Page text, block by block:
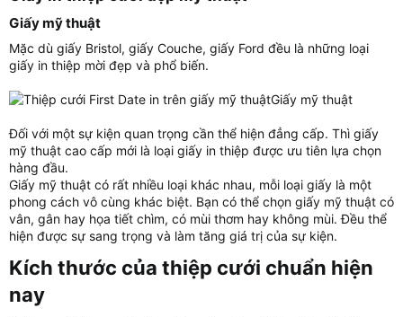
Giấy mỹ thuật​
Mặc dù giấy Bristol, giấy Couche, giấy Ford đều là những loại
giấy in thiệp mời đẹp và phổ biến.
Giấy mỹ thuật
Đối với một sự kiện quan trọng cần thể hiện đẳng cấp. Thì giấy
mỹ thuật cao cấp mới là loại giấy in thiệp được ưu tiên lựa chọn
hàng đầu.
Giấy mỹ thuật có rất nhiều loại khác nhau, mỗi loại giấy là một
phong cách vô cùng khác biệt. Bạn có thể chọn giấy mỹ thuật có
vân, gân hay họa tiết chìm, có mùi thơm hay không mùi. Đều thể
hiện được sự sang trọng và làm tăng giá trị của sự kiện.
Kích thước của thiệp cưới chuẩn hiện
nay​